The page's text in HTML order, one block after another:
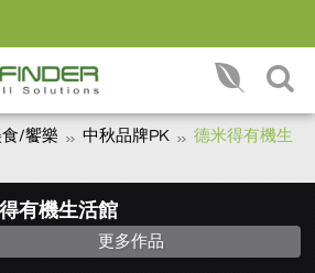
食/饗樂 中秋品牌PK
德米得有機生
有機生活館
更多作品